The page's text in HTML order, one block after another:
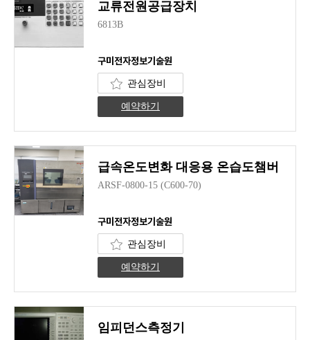
교류전원공급장치
6813B
구미전자정보기술원
관심장비
예약하기
급속온도변화 대응용 온습도챔버
ARSF-0800-15 (C600-70)
구미전자정보기술원
관심장비
예약하기
임피던스측정기